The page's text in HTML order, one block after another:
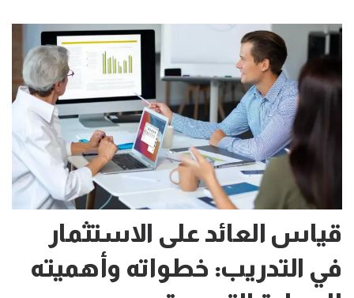
قياس العائد على الاستثمار
في التدريب: خطواته وأهميته